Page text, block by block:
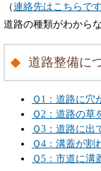
（連絡先はこちらです
道路の種類がわから
道路整備に
Ｑ1：道路に穴
Ｑ2：道路の草
Ｑ3：道路に出
Ｑ4：溝蓋が割
Ｑ5：市道に溝